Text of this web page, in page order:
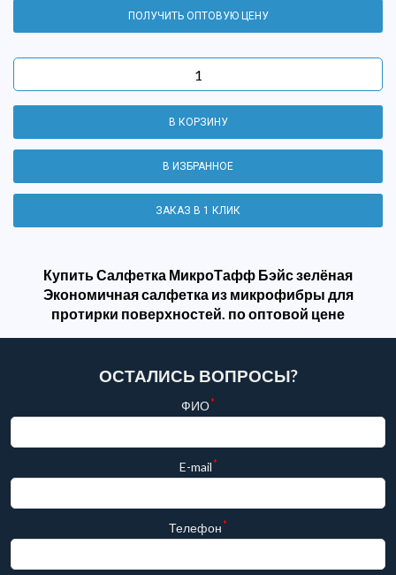
ПОЛУЧИТЬ ОПТОВУЮ ЦЕНУ
В КОРЗИНУ
В ИЗБРАННОЕ
ЗАКАЗ В 1 КЛИК
Купить Салфетка МикроТафф Бэйс зелёная
Экономичная салфетка из микрофибры для
протирки поверхностей. по оптовой цене
ОСТАЛИСЬ ВОПРОСЫ?
ФИО*
E-mail *
Телефон *